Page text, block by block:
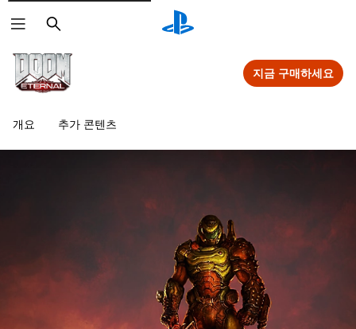
검
색
개요 추가 콘텐츠
지금 구매하세요